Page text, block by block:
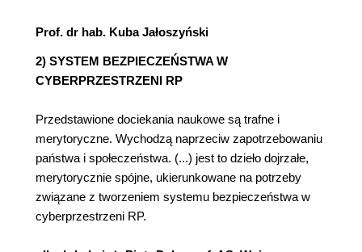
Prof. dr hab. Kuba Jałoszyński
2) SYSTEM BEZPIECZEŃSTWA W
CYBERPRZESTRZENI RP
Przedstawione dociekania naukowe są trafne i
merytoryczne. Wychodzą naprzeciw zapotrzebowaniu
państwa i społeczeństwa. (...) jest to dzieło dojrzałe,
merytorycznie spójne, ukierunkowane na potrzeby
związane z tworzeniem systemu bezpieczeństwa w
cyberprzestrzeni RP.